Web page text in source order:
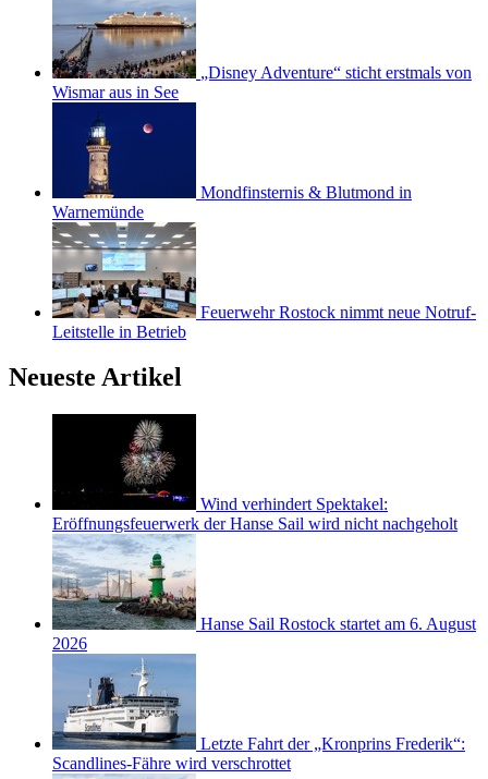
„Disney Adventure“ sticht erstmals von
Wismar aus in See
Mondfinsternis & Blutmond in
Warnemünde
Feuerwehr Rostock nimmt neue Notruf-
Leitstelle in Betrieb
Neueste Artikel
Wind verhindert Spektakel:
Eröffnungsfeuerwerk der Hanse Sail wird nicht nachgeholt
Hanse Sail Rostock startet am 6. August
2026
Letzte Fahrt der „Kronprins Frederik“:
Scandlines-Fähre wird verschrottet